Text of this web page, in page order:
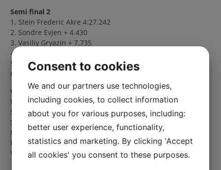
Semi final 2
1. Stein Frederic Akre 4:27.242
2. Sondre Evjen + 4.430
3. Vasiliy Gryazin + 7.735
4. Viktor Johansson + 10.681
5. Glenn Haug + 12.472
6. Thomas Holmen DNF
Grid final:
William Nilsson
Stein Frederic Akre
Sondre Evjen
Henrik Krogstad
Hampus Rådström
Vasiliy Gryazin
Consent to cookies
We and our partners use technologies,
including cookies, to collect information
about you for various purposes, including:
better user experience, functionality,
statistics and marketing. By clicking 'Accept
all cookies' you consent to these purposes.